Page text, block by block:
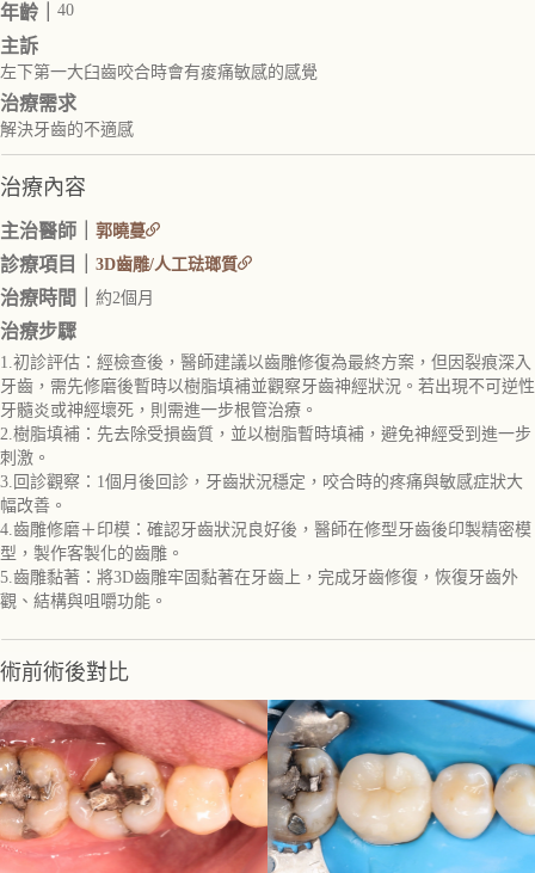
年齡｜ 40
主訴
左下第一大臼齒咬合時會有痠痛敏感的感覺
治療需求
解決牙齒的不適感
治療內容
主治醫師｜ 郭曉蔓
診療項目｜ 3D齒雕/人工琺瑯質
治療時間｜ 約2個月
治療步驟
1.初診評估：經檢查後，醫師建議以齒雕修復為最終方案，但因裂痕深入
牙齒，需先修磨後暫時以樹脂填補並觀察牙齒神經狀況。若出現不可逆性
牙髓炎或神經壞死，則需進一步根管治療。
2.樹脂填補：先去除受損齒質，並以樹脂暫時填補，避免神經受到進一步
刺激。
3.回診觀察：1個月後回診，牙齒狀況穩定，咬合時的疼痛與敏感症狀大
幅改善。
4.齒雕修磨＋印模：確認牙齒狀況良好後，醫師在修型牙齒後印製精密模
型，製作客製化的齒雕。
5.齒雕黏著：將3D齒雕牢固黏著在牙齒上，完成牙齒修復，恢復牙齒外
觀、結構與咀嚼功能。
術前術後對比